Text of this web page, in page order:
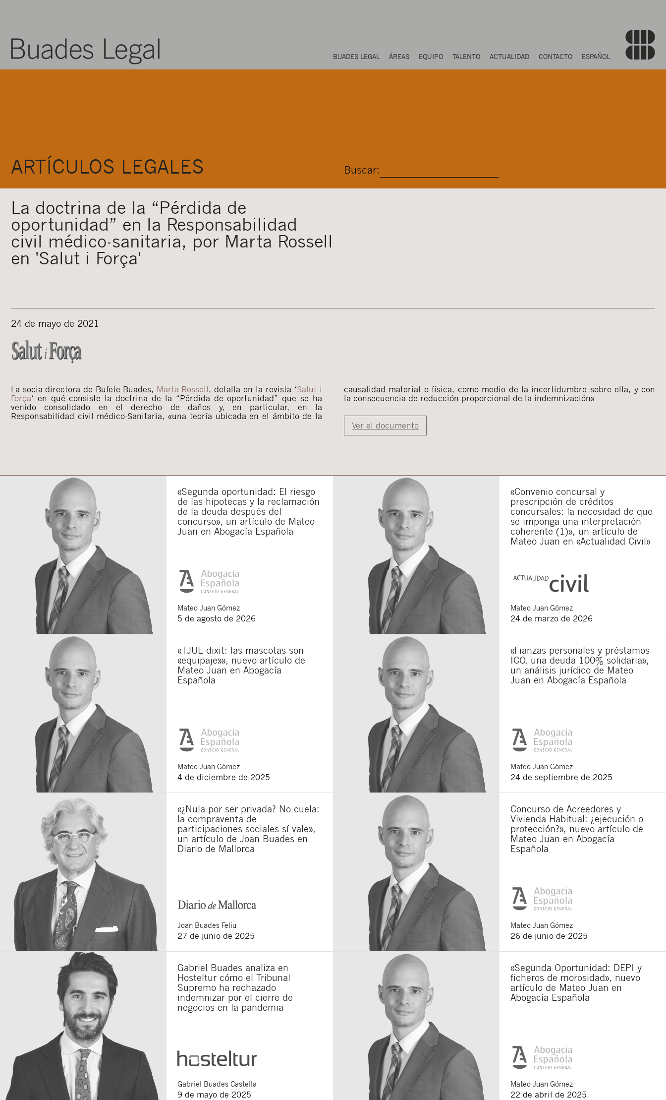
BUADES LEGAL ÁREAS EQUIPO TALENTO ACTUALIDAD CONTACTO ESPAÑOL
ARTÍCULOS LEGALES Buscar:
La doctrina de la “Pérdida de
oportunidad” en la Responsabilidad
civil médico-sanitaria, por Marta Rossell
en 'Salut i Força'
24 de mayo de 2021
La socia directora de Bufete Buades, Marta Rossell, detalla en la revista ‘Salut i
Força‘ en qué consiste la doctrina de la “Pérdida de oportunidad” que se ha
venido consolidado en el derecho de daños y, en particular, en la
Responsabilidad civil médico-Sanitaria, «una teoría ubicada en el ámbito de la
causalidad material o física, como medio de la incertidumbre sobre ella, y con
la consecuencia de reducción proporcional de la indemnización».
Ver el documento
«Segunda oportunidad: El riesgo
de las hipotecas y la reclamación
de la deuda después del
concurso», un artículo de Mateo
Juan en Abogacía Española
Mateo Juan Gómez
5 de agosto de 2026
«Convenio concursal y
prescripción de créditos
concursales: la necesidad de que
se imponga una interpretación
coherente (1)», un artículo de
Mateo Juan en «Actualidad Civil»
Mateo Juan Gómez
24 de marzo de 2026
«TJUE dixit: las mascotas son
«equipaje»», nuevo artículo de
Mateo Juan en Abogacía
Española
Mateo Juan Gómez
4 de diciembre de 2025
«Fianzas personales y préstamos
ICO, una deuda 100% solidaria»,
un análisis jurídico de Mateo
Juan en Abogacía Española
Mateo Juan Gómez
24 de septiembre de 2025
«¿Nula por ser privada? No cuela:
la compraventa de
participaciones sociales sí vale»,
un artículo de Joan Buades en
Diario de Mallorca
Joan Buades Feliu
27 de junio de 2025
Concurso de Acreedores y
Vivienda Habitual: ¿ejecución o
protección?», nuevo artículo de
Mateo Juan en Abogacía
Española
Mateo Juan Gómez
26 de junio de 2025
Gabriel Buades analiza en
Hosteltur cómo el Tribunal
Supremo ha rechazado
indemnizar por el cierre de
negocios en la pandemia
Gabriel Buades Castella
9 de mayo de 2025
«Segunda Oportunidad: DEPI y
ficheros de morosidad», nuevo
artículo de Mateo Juan en
Abogacía Española
Mateo Juan Gómez
22 de abril de 2025